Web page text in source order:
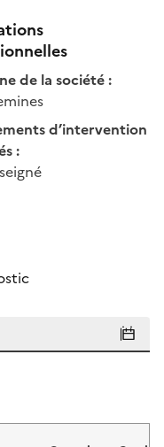
de la société:
d’intervention
: